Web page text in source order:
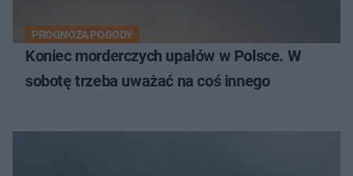
PROGNOZA POGODY
Koniec morderczych upałów w Polsce. W
sobotę trzeba uważać na coś innego